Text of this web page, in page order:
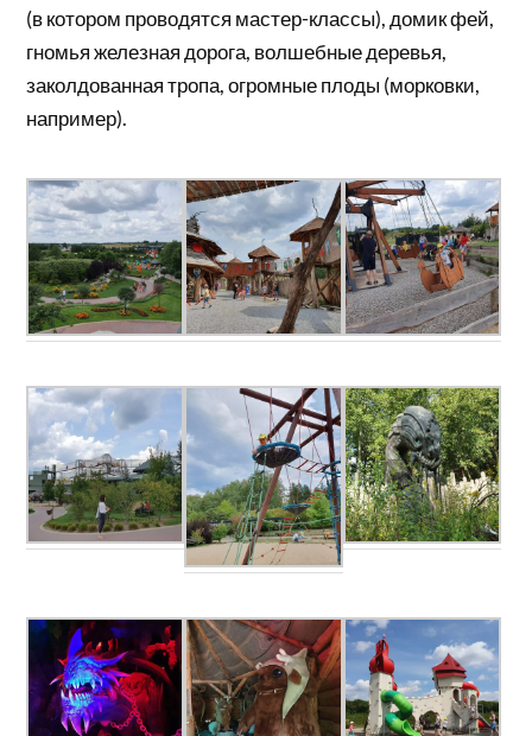
(в котором проводятся мастер-классы), домик фей,
гномья железная дорога, волшебные деревья,
заколдованная тропа, огромные плоды (морковки,
например).